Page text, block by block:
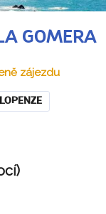
GOMERA
zájezdu